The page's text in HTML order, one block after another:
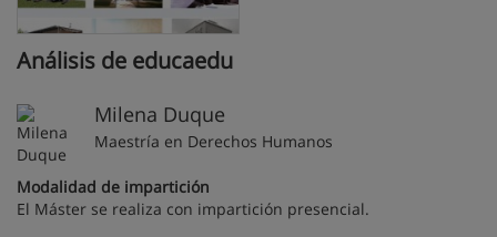
Análisis de educaedu
Milena Duque
Maestría en Derechos Humanos
Modalidad de impartición
El Máster se realiza con impartición presencial.